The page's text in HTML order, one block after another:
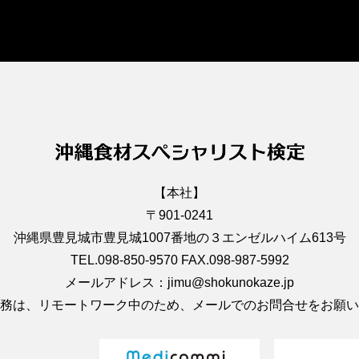
【本社】
〒901-0241
沖縄県豊見城市豊見城1007番地の３エンゼルハイム613号
TEL.098-850-9570 FAX.098-987-5992
メールアドレス：jimu@shokunokaze.jp
は、リモートワーク中のため、メールでのお問合せをお願